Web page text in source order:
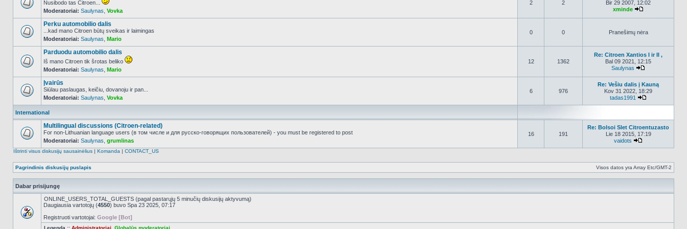
NO_UNREAD_POSTS
Nusibodo tas Citroen...
Moderatoriai: Saulynas Vovka
2 2
Bir 29 2007, 12:02
xminde
NO_UNREAD_POSTS
Perku automobilio dalis
...kad mano Citroen būtų sveikas ir laimingas
Moderatoriai: Saulynas Mario
0 0 Pranešimų nėra
NO_UNREAD_POSTS
Parduodu automobilio dalis
Iš mano Citroen tik šrotas beliko
Moderatoriai: Saulynas Mario
12 1362
Re: Citroen Xantios I ir II ,
Bal 09 2021, 12:15
Saulynas
NO_UNREAD_POSTS
Įvairūs
Siūlau paslaugas, keičiu, dovanoju ir pan...
Moderatoriai: Saulynas Vovka
6 976
Re: Vešiu dalis į Kauną
Kov 31 2022, 18:29
tadas1991
International
NO_UNREAD_POSTS
Multilingual discussions (Citroen-related)
For non-Lithuanian language users (в том числе и для русско-говорящих пользователей) - you must be registered to post
Moderatoriai: Saulynas grumlinas
16 191
Re: Bolsoi Slet Citroentuzasto
Lie 18 2015, 17:19
vaidots
Ištrinti visus diskusijų sausainėlius | Komanda | CONTACT_US
Pagrindinis diskusijų puslapis Visos datos yra Array Etc/GMT-2
Dabar prisijungę
ONLINE_USERS_TOTAL_GUESTS (pagal pastarųjų 5 minučių diskusijų aktyvumą)
Daugiausia vartotojų (4550) buvo Spa 23 2025, 07:17
Registruoti vartotojai: Google [Bot]
Legenda :: Administratoriai Globalūs moderatoriai